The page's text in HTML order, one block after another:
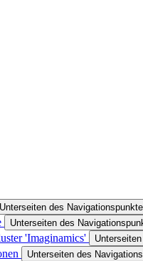
Unterseiten des
Unterseiten des
'Imaginamics'
Unterseiten des